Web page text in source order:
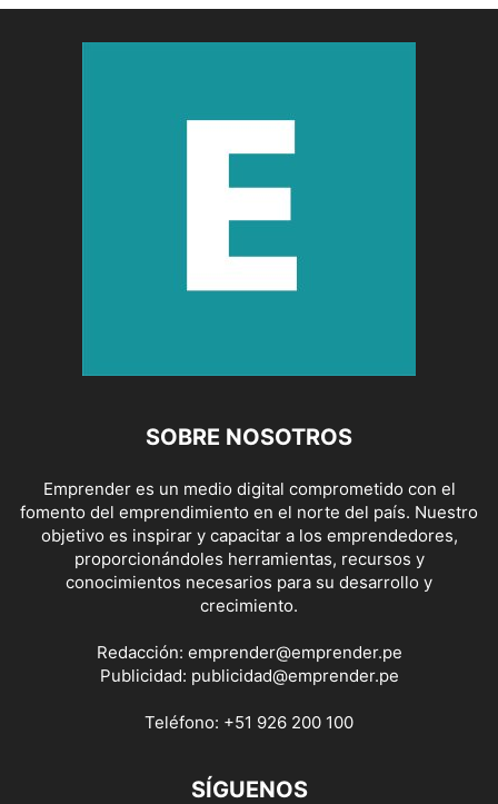
SOBRE NOSOTROS
Emprender es un medio digital comprometido con el
fomento del emprendimiento en el norte del país. Nuestro
objetivo es inspirar y capacitar a los emprendedores,
proporcionándoles herramientas, recursos y
conocimientos necesarios para su desarrollo y
crecimiento.
Redacción: emprender@emprender.pe
Publicidad: publicidad@emprender.pe
Teléfono: +51 926 200 100
SÍGUENOS